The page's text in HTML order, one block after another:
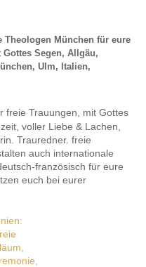
Theologen München für eure
Segen, Allgäu,
Ulm, Italien,
freie Trauungen, mit Gottes
voller Liebe & Lachen,
Trauredner. freie
auch internationale
französisch für eure
euch bei eurer